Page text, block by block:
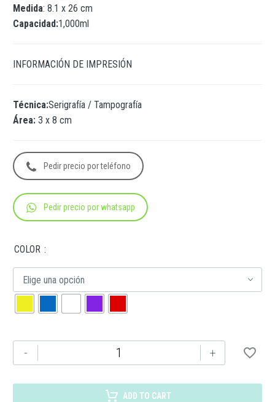
Medida: 8.1 x 26 cm
Capacidad:1,000ml
INFORMACIÓN DE IMPRESIÓN
Técnica:Serigrafía / Tampografía
Área: 3 x 8 cm
Pedir precio por teléfono
Pedir precio por whatsapp
COLOR
Elige una opción
-
091
+
ADD TO CART